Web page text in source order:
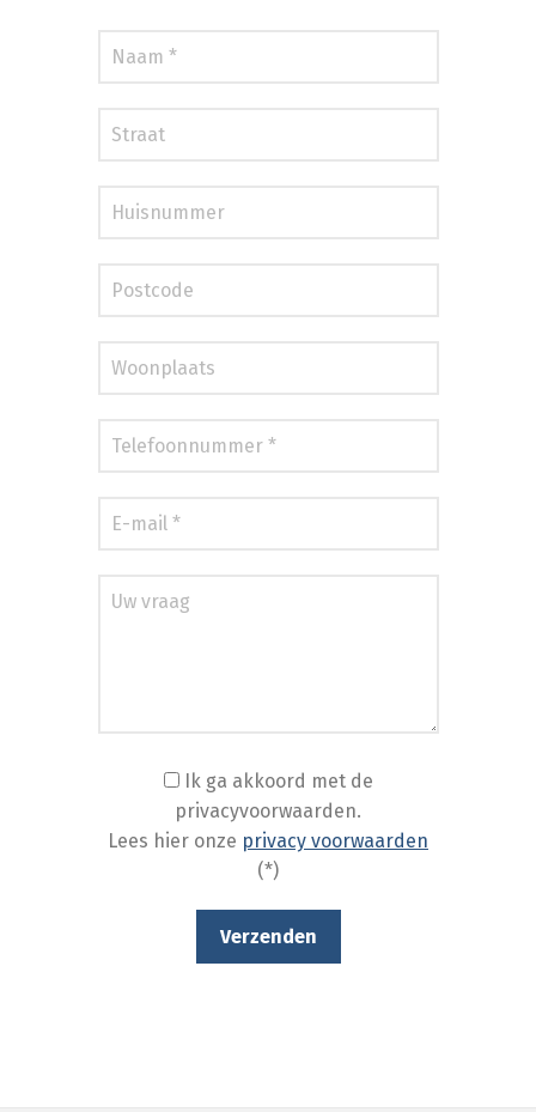
Ik ga akkoord met de
privacyvoorwaarden.
Lees hier onze privacy voorwaarden
(*)